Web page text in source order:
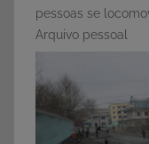
pessoas se
Arquivo pessoal